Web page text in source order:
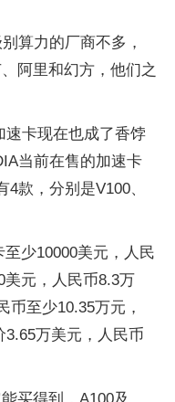
算力的厂商不多，
阿里和幻方，他们之
速卡现在也成了香饽
当前在售的加速卡
款，分别是V100、
少10000美元，人民
美元，人民币8.3万
币至少10.35万元，
3.65万美元，人民币